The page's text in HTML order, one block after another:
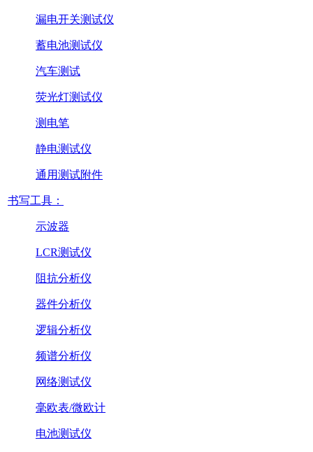
漏电开关测试仪
蓄电池测试仪
汽车测试
荧光灯测试仪
测电笔
静电测试仪
通用测试附件
书写工具：
示波器
LCR测试仪
阻抗分析仪
器件分析仪
逻辑分析仪
频谱分析仪
网络测试仪
毫欧表/微欧计
电池测试仪